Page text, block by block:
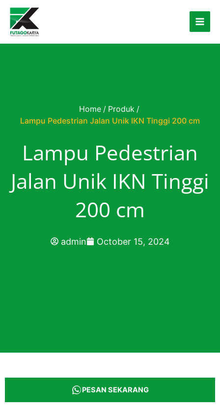
Skip to content
Home / Produk /
Lampu Pedestrian Jalan Unik IKN Tinggi 200 cm
Lampu Pedestrian
Jalan Unik IKN Tinggi
200 cm
admin October 15, 2024
PESAN SEKARANG